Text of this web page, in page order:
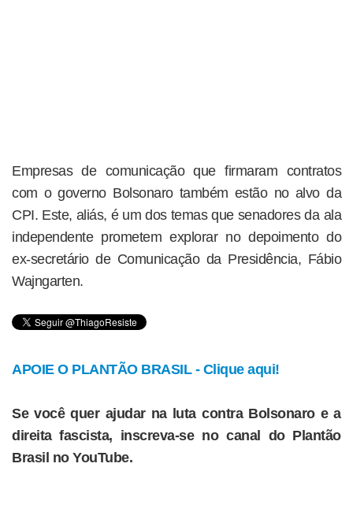
Empresas de comunicação que firmaram contratos
com o governo Bolsonaro também estão no alvo da
CPI. Este, aliás, é um dos temas que senadores da ala
independente prometem explorar no depoimento do
ex-secretário de Comunicação da Presidência, Fábio
Wajngarten.
APOIE O PLANTÃO BRASIL - Clique aqui!
Se você quer ajudar na luta contra Bolsonaro e a
direita fascista, inscreva-se no canal do Plantão
Brasil no YouTube.